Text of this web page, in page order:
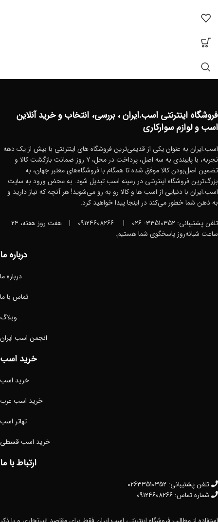
فروشگاه اینترنتی اسب.ایران ، بررسی، انتخاب و خرید آنلاین
اسب و لوازم سوارکاری
اسب.ایران به عنوان یکی از قدیمی‌ترین فروشگاه های اینترنتی با بیش از یک دهه
تجربه، با پایبندی به سه اصل، پرداخت در محل، ۷ روز ضمانت بازگشت کالا و
تضمین اصل‌بودن کالا موفق شده تا همگام با فروشگاه‌های معتبر جهان، به
بزرگ‌ترین فروشگاه اینترنتی در زمینه اسب تبدیل شود. به محض ورود به سایت
اسب.ایران با دنیایی از اسب ها و کالا رو به رو می‌شوید! هر آنچه که نیاز دارید و
به ذهن شما خطور می‌کند در اینجا پیدا خواهید کرد.
تلفن پشتیبانی: 33510352- ۰۲6
|
|
هفت روز هفته، ۲۴
ساعت شبانه‌روز پاسخگوی شما هستیم.
درباره ما
درباره ما
تماس با ما
وبلاگ
انجمن اسب ایران
خرید اسب
خرید اسب
خرید اسب عرب
تهاتر اسب
خرید اسب قسطی
ارتباط با ما
تلفن پشتیبانی: 02633510352
شماره تماس: 09124608266